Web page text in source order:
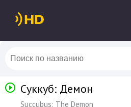
Суккуб: Демон
Succubus: The Demon